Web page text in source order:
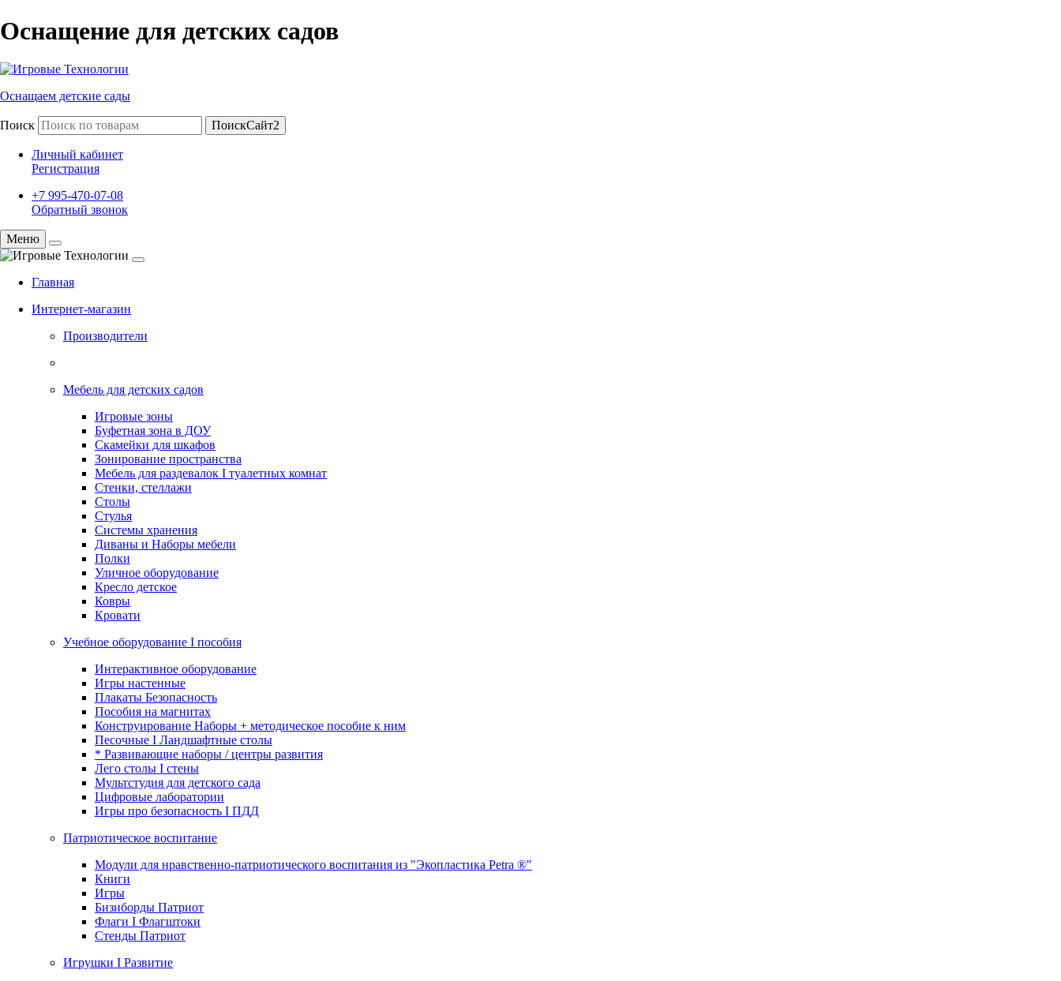
Оснащение для детских садов
Оснащаем детские сады
Поиск ПоискСайт2
Личный кабинет
Регистрация
+7 995-470-07-08
Обратный звонок
Меню
Главная
Интернет-магазин
Производители
Мебель для детских садов
Игровые зоны
Буфетная зона в ДОУ
Скамейки для шкафов
Зонирование пространства
Мебель для раздевалок I туалетных комнат
Стенки, стеллажи
Столы
Стулья
Системы хранения
Диваны и Наборы мебели
Полки
Уличное оборудование
Кресло детское
Ковры
Кровати
Учебное оборудование I пособия
Интерактивное оборудование
Игры настенные
Плакаты Безопасность
Пособия на магнитах
Конструирование Наборы + методическое пособие к ним
Песочные I Ландшафтные столы
* Развивающие наборы / центры развития
Лего столы I стены
Мультстудия для детского сада
Цифровые лаборатории
Игры про безопасность I ПДД
Патриотическое воспитание
Модули для нравственно-патриотического воспитания из "Экопластика Petra ®"
Книги
Игры
Бизиборды Патриот
Флаги I Флагштоки
Стенды Патриот
Игрушки I Развитие